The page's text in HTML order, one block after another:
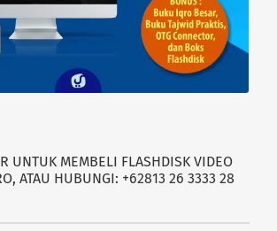
UNTUK MEMBELI FLASHDISK VIDEO
ATAU HUBUNGI: +62813 26 3333 28